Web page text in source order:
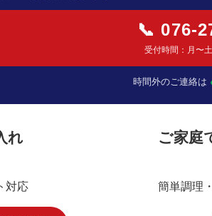
📞 076-
受付時間：月〜
時間外のご連絡は
れ
対応
ご家庭
簡単調理